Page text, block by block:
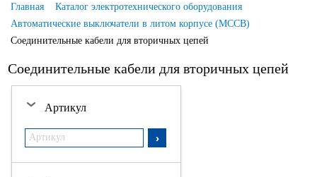
Главная
Каталог электротехнического оборудования
Автоматические выключатели в литом корпусе (MCCB)
Соединительные кабели для вторичных цепей
Соединительные кабели для вторичных цепей
Артикул